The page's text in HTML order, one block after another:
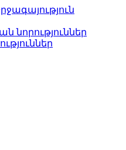
նորություններ